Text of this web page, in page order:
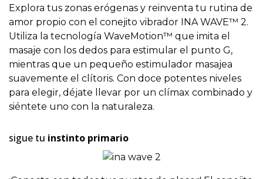
Explora tus zonas erógenas y reinventa tu rutina de
amor propio con el conejito vibrador INA WAVE™ 2.
Utiliza la tecnología WaveMotion™ que imita el
masaje con los dedos para estimular el punto G,
mientras que un pequeño estimulador masajea
suavemente el clítoris. Con doce potentes niveles
para elegir, déjate llevar por un clímax combinado y
siéntete uno con la naturaleza.
sigue tu instinto primario